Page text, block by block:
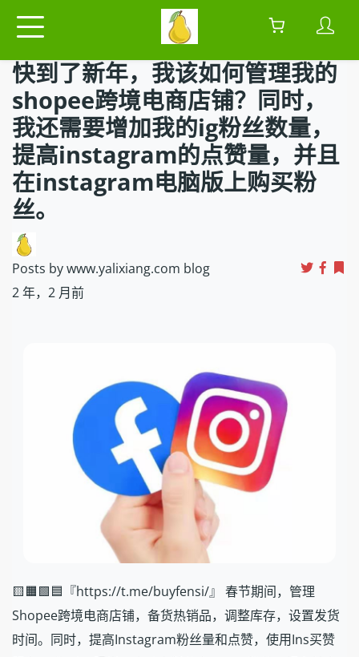
快到了新年，我该如何管理我的
shopee跨境电商店铺？同时，
我还需要增加我的ig粉丝数量，
提高instagram的点赞量，并且
在instagram电脑版上购买粉
丝。
Posts by www.yalixiang.com blog
2 年，2 月前
🟨🟧🟩🟦『https://t.me/buyfensi/』 春节期间，管理
Shopee跨境电商店铺，备货热销品，调整库存，设置发货
时间。同时，提高Instagram粉丝量和点赞，使用Ins买赞